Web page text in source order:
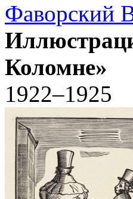
Фаворский
Коломне»
1922–1925